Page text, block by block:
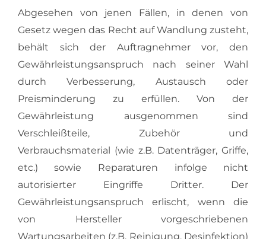
Abgesehen von jenen Fällen, in denen von
Gesetz wegen das Recht auf Wandlung zusteht,
behält sich der Auftragnehmer vor, den
Gewährleistungsanspruch nach seiner Wahl
durch Verbesserung, Austausch oder
Preisminderung zu erfüllen. Von der
Gewährleistung ausgenommen sind
Verschleißteile, Zubehör und
Verbrauchsmaterial (wie z.B. Datenträger, Griffe,
etc.) sowie Reparaturen infolge nicht
autorisierter Eingriffe Dritter. Der
Gewährleistungsanspruch erlischt, wenn die
von Hersteller vorgeschriebenen
Wartungsarbeiten (z.B. Reinigung, Desinfektion)